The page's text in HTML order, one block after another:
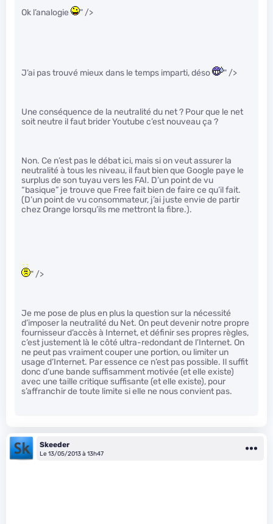
Ok l’analogie " />
J’ai pas trouvé mieux dans le temps imparti, déso " />
Une conséquence de la neutralité du net ? Pour que le net
soit neutre il faut brider Youtube c’est nouveau ça ?
Non. Ce n’est pas le débat ici, mais si on veut assurer la
neutralité à tous les niveau, il faut bien que Google paye le
surplus de son tuyau vers les FAI. D’un point de vu
“basique” je trouve que Free fait bien de faire ce qu’il fait.
(D’un point de vu consommateur, j’ai juste envie de partir
chez Orange lorsqu’ils me mettront la fibre.).
" />
Je me pose de plus en plus la question sur la nécessité
d’imposer la neutralité du Net. On peut devenir notre propre
fournisseur d’accès à Internet, et définir ses propres règles,
c’est justement là le côté ultra-redondant de l’Internet. On
ne peut pas vraiment couper une portion, ou limiter un
usage d’Internet. Par essence ce n’est pas possible. Il suffit
donc d’une bande suffisamment motivée (et elle existe)
avec une taille critique suffisante (et elle existe), pour
s’affranchir de toute limite si elle ne nous convient pas.
Skeeder
Le 13/05/2013 à 13h47